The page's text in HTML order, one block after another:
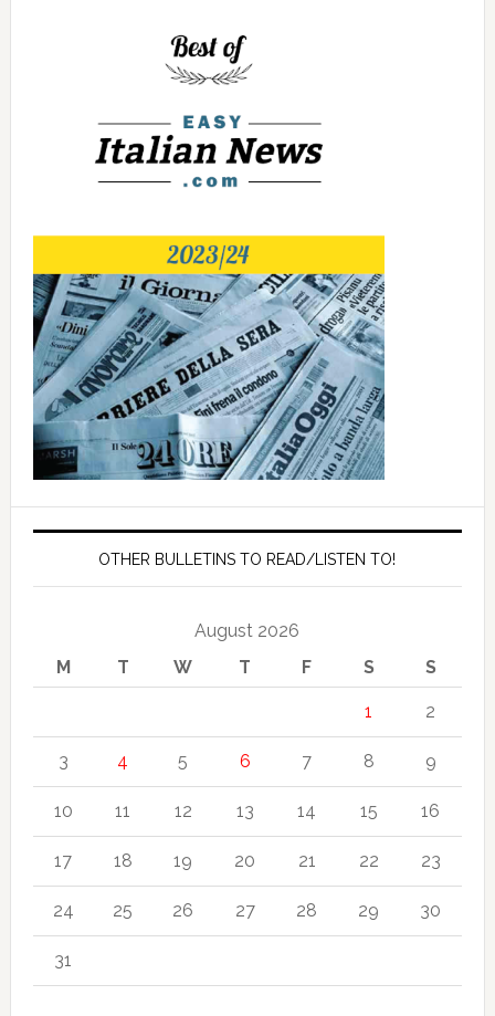
OTHER BULLETINS TO READ/LISTEN TO!
August 2026
M
T W T F S S
1 2
3 4 5 6 7 8 9
10 11 12 13 14 15 16
17 18 19 20 21 22 23
24 25 26 27 28 29 30
31